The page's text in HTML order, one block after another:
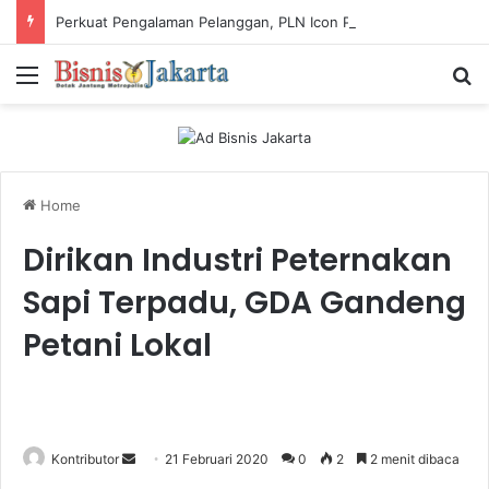
Menu
Home
Dirikan Industri Peternakan
Sapi Terpadu, GDA Gandeng
Petani Lokal
Kontributor 21 Februari 2020 0 2 2 menit dibaca